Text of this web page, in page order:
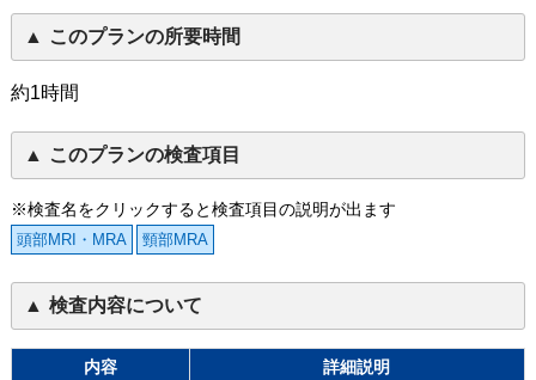
このプランの所要時間
約1時間
このプランの検査項目
※検査名をクリックすると検査項目の説明が出ます
頭部MRI・MRA 頸部MRA
検査内容について
内容
詳細説明